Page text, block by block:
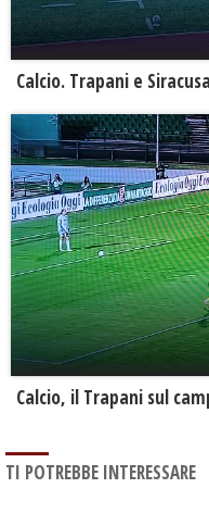
Calcio. Trapani e
Calcio, il Trapani sul
TI POTREBBE INTERESSARE